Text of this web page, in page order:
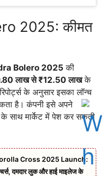
2025: कीमत
Bolero 2025 की
लाख से ₹12.50 लाखके
के अनुसार इसका लॉन्च
है। कंपनी इसे अपने
साथ मार्केट में पेश कर सकती
Cross 2025 Launch:
दमदार लुक और हाई माइलेज के